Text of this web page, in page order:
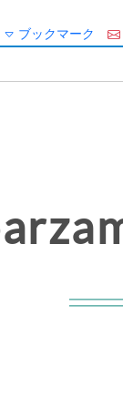
ブックマーク